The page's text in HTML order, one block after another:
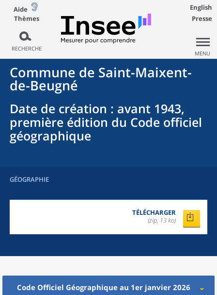
Aide
Thèmes
RECHERCHE
English
Presse
MENU
Commune de Saint-Maixent-
de-Beugné
Date de création : avant 1943,
première édition du Code officiel
géographique
GÉOGRAPHIE
TÉLÉCHARGER
(zip, 13 ko)
Code Officiel Géographique au 1er janvier 2026